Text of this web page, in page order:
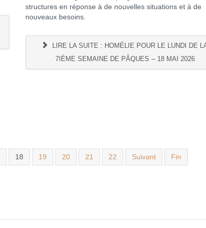
structures en réponse à de nouvelles situations et à de
nouveaux besoins.
LIRE LA SUITE : HOMÉLIE POUR LE LUNDI DE
7IÈME SEMAINE DE PÂQUES -- 18 MAI 2026
18 19 20 21 22 Suivant Fin